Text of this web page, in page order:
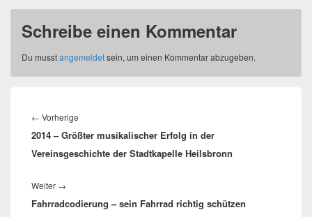
Schreibe einen Kommentar
Du musstangemeldetsein, um einen Kommentar abzugeben.
← Vorherige
Beitrag:
2014 – Größter musikalischer Erfolg in der
Vereinsgeschichte der Stadtkapelle Heilsbronn
Weiter →
Beitrag:
Fahrradcodierung – sein Fahrrad richtig schützen